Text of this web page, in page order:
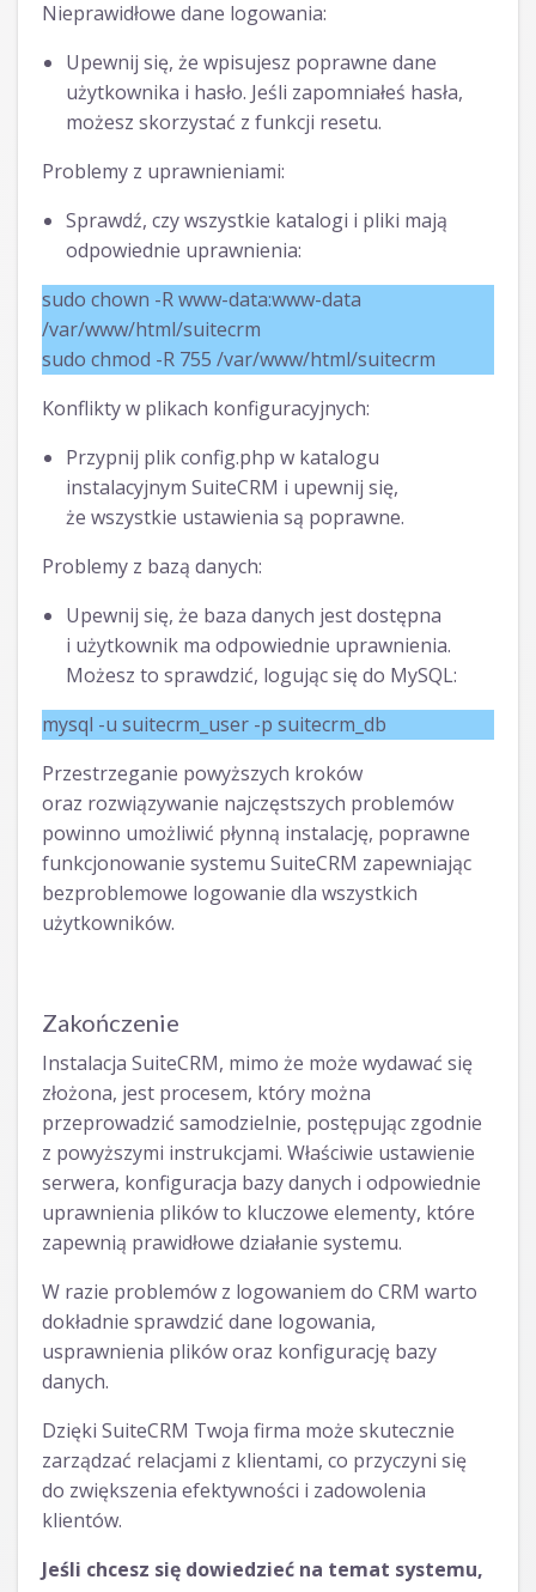
Nieprawidłowe dane logowania:
Upewnij się, że wpisujesz poprawne dane
użytkownika i hasło. Jeśli zapomniałeś hasła,
możesz skorzystać z funkcji resetu.
Problemy z uprawnieniami:
Sprawdź, czy wszystkie katalogi i pliki mają
odpowiednie uprawnienia:
sudo chown -R www-data:www-data
/var/www/html/suitecrm
sudo chmod -R 755 /var/www/html/suitecrm
Konflikty w plikach konfiguracyjnych:
Przypnij plik config.php w katalogu
instalacyjnym SuiteCRM i upewnij się,
że wszystkie ustawienia są poprawne.
Problemy z bazą danych:
Upewnij się, że baza danych jest dostępna
i użytkownik ma odpowiednie uprawnienia.
Możesz to sprawdzić, logując się do MySQL:
mysql -u suitecrm_user -p suitecrm_db
Przestrzeganie powyższych kroków
oraz rozwiązywanie najczęstszych problemów
powinno umożliwić płynną instalację, poprawne
funkcjonowanie systemu SuiteCRM zapewniając
bezproblemowe logowanie dla wszystkich
użytkowników.
Zakończenie
Instalacja SuiteCRM, mimo że może wydawać się
złożona, jest procesem, który można
przeprowadzić samodzielnie, postępując zgodnie
z powyższymi instrukcjami. Właściwie ustawienie
serwera, konfiguracja bazy danych i odpowiednie
uprawnienia plików to kluczowe elementy, które
zapewnią prawidłowe działanie systemu.
W razie problemów z logowaniem do CRM warto
dokładnie sprawdzić dane logowania,
usprawnienia plików oraz konfigurację bazy
danych.
Dzięki SuiteCRM Twoja firma może skutecznie
zarządzać relacjami z klientami, co przyczyni się
do zwiększenia efektywności i zadowolenia
klientów.
Jeśli chcesz się dowiedzieć na temat systemu,